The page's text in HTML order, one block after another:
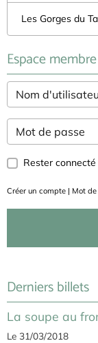
Les Gorges du
Espace membre
Rester connecté
Créer un compte | Mot
Derniers billets
La soupe au
Le 31/03/2018